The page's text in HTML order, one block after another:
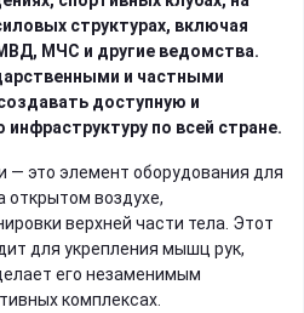
структурах, включая
МЧС и другие ведомства.
и частными
доступную и
по всей стране.
— это элемент оборудования для
открытом воздухе,
верхней части тела. Этот
для укрепления мышц рук,
его незаменимым
комплексах.